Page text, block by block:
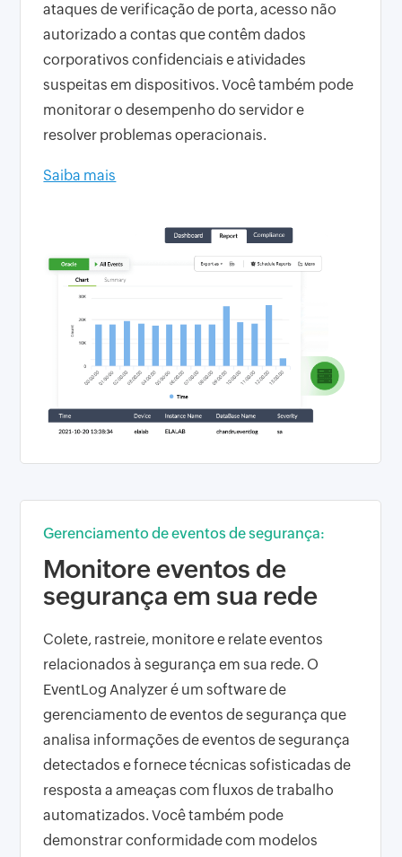
ataques de verificação de porta, acesso não
autorizado a contas que contêm dados
corporativos confidenciais e atividades
suspeitas em dispositivos. Você também pode
monitorar o desempenho do servidor e
resolver problemas operacionais.
Saiba mais
Gerenciamento de eventos de segurança:
Monitore eventos de
segurança em sua rede
Colete, rastreie, monitore e relate eventos
relacionados à segurança em sua rede. O
EventLog Analyzer é um software de
gerenciamento de eventos de segurança que
analisa informações de eventos de segurança
detectados e fornece técnicas sofisticadas de
resposta a ameaças com fluxos de trabalho
automatizados. Você também pode
demonstrar conformidade com modelos